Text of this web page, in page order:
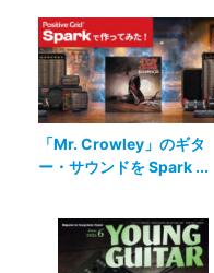
「Mr. Crowley」のギタ
ー・サウンドを Spark ...